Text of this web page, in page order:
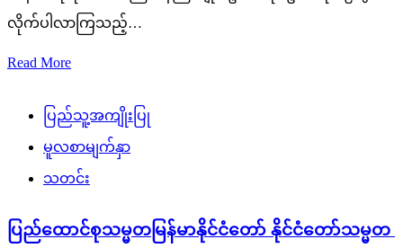
လိုက်ပါလာကြသည့်…
Read More
ပြည်သူ့အကျိုးပြု
မူလစာမျက်နှာ
သတင်း
ပြည်ထောင်စုသမ္မတမြန်မာနိုင်ငံတော် နိုင်ငံတော်သမ္မတ